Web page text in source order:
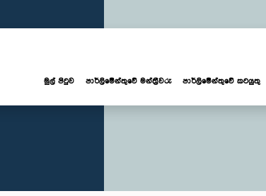
මුල් පිටුව පාර්ලි‌මේන්තුවේ මන්ත්‍රීවරු පාර්ලිමේන්තුවේ කටයුතු